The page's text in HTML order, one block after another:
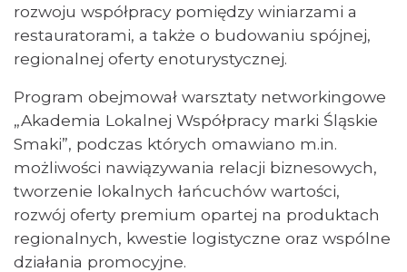
rozwoju współpracy pomiędzy winiarzami a
restauratorami, a także o budowaniu spójnej,
regionalnej oferty enoturystycznej.
Program obejmował warsztaty networkingowe
„Akademia Lokalnej Współpracy marki Śląskie
Smaki”, podczas których omawiano m.in.
możliwości nawiązywania relacji biznesowych,
tworzenie lokalnych łańcuchów wartości,
rozwój oferty premium opartej na produktach
regionalnych, kwestie logistyczne oraz wspólne
działania promocyjne.